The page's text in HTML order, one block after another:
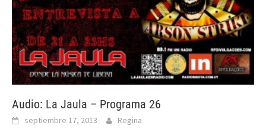
Audio: La Jaula – Programa 26
septiembre 17, 2013 Regina